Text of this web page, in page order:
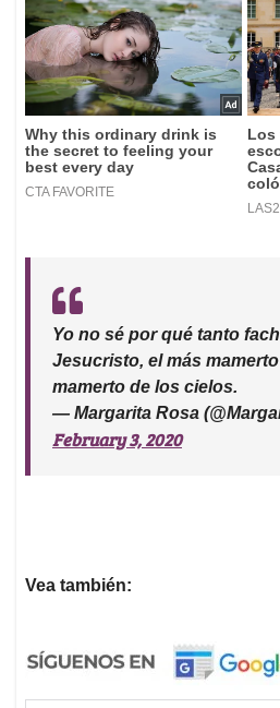
Yo no sé por qué tanto
Jesucristo, el más
mamerto de los cielos.
— Margarita Rosa
February 3, 2020
Vea también: